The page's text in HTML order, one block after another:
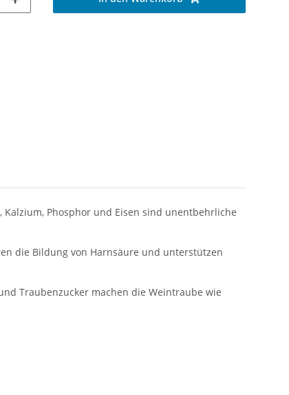
Phosphor und Eisen sind unentbehrliche
die Bildung von Harnsäure und unterstützen
Traubenzucker machen die Weintraube wie